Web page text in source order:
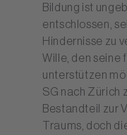
Bildung ist
entschlossen,
Hindernisse zu
Wille, den
unterstützen
SG nach Zürich
Bestandteil zur
Traums, doch